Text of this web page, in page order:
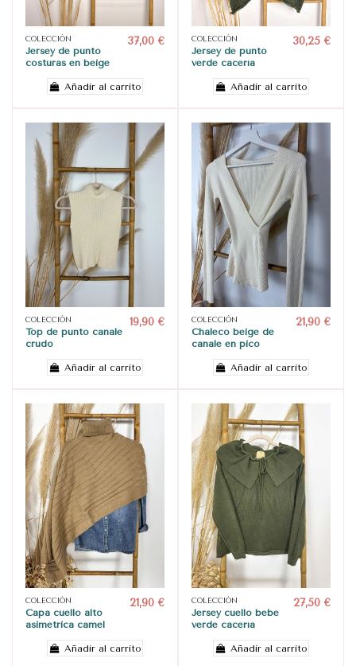
COLECCIÓN
Jersey de punto
costuras en beige
37,00 €
Añadir al carrito
COLECCIÓN
Jersey de punto
verde cacería
30,25 €
Añadir al carrito
COLECCIÓN
Top de punto canalé
crudo
19,90 €
Añadir al carrito
COLECCIÓN
Chaleco beige de
canalé en pico
21,90 €
Añadir al carrito
COLECCIÓN
Capa cuello alto
asimétrica camel
21,90 €
Añadir al carrito
COLECCIÓN
Jersey cuello bebé
verde cacería
27,50 €
Añadir al carrito